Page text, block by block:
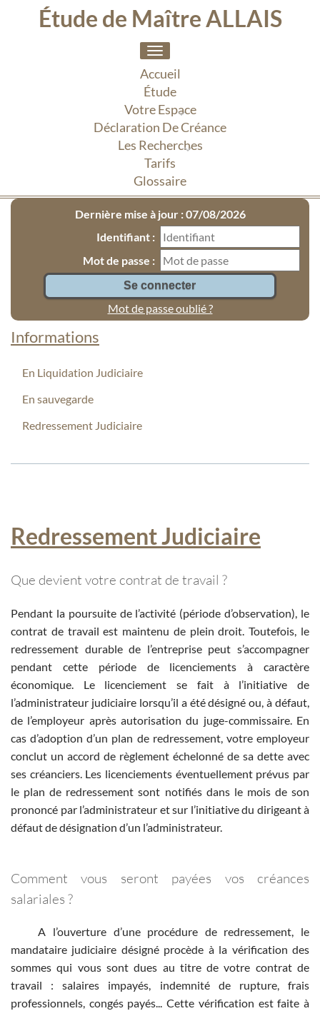
Étude de Maître ALLAIS
Toggle
navigation
Accueil
Étude
Votre Espace
Déclaration De Créance
Les Recherches
Tarifs
Glossaire
Dernière mise à jour : 07/08/2026
Identifiant :
Mot de passe :
Mot de passe oublié ?
Informations
En Liquidation Judiciaire
En sauvegarde
Redressement Judiciaire
Redressement Judiciaire
Que devient votre contrat de travail ?
Pendant la poursuite de l’activité (période d’observation), le
contrat de travail est maintenu de plein droit. Toutefois, le
redressement durable de l’entreprise peut s’accompagner
pendant cette période de licenciements à caractère
économique. Le licenciement se fait à l’initiative de
l’administrateur judiciaire lorsqu’il a été désigné ou, à défaut,
de l’employeur après autorisation du juge-commissaire. En
cas d’adoption d’un plan de redressement, votre employeur
conclut un accord de règlement échelonné de sa dette avec
ses créanciers. Les licenciements éventuellement prévus par
le plan de redressement sont notifiés dans le mois de son
prononcé par l’administrateur et sur l’initiative du dirigeant à
défaut de désignation d’un l’administrateur.
Comment vous seront payées vos créances
salariales ?
A l’ouverture d’une procédure de redressement, le
mandataire judiciaire désigné procède à la vérification des
sommes qui vous sont dues au titre de votre contrat de
travail : salaires impayés, indemnité de rupture, frais
professionnels, congés payés... Cette vérification est faite à